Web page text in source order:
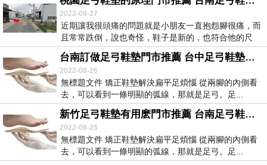
2022-08-27
近期讓我很頭痛的問題就是小朋友一直抱怨腳很痛，而
且常常跌倒，說也奇怪，鞋子是新的，也符合他的尺
寸，但...
台南訂做足弓鞋墊門市推薦 台中足弓鞋墊有用麽門市推薦 足底筋膜炎需要做手術嗎19108
2022-08-26
無標題文件 矯正鞋墊解決扁平足煩惱 從兩腳的內側看
去，可以看到一條明顯的弧線，那就是足弓。足...
新竹足弓鞋墊有用麽門市推薦 台南足弓鞋墊的原理門市推薦 腳底板痛怎麽辦足底筋膜炎62470
2022-08-25
無標題文件 矯正鞋墊解決扁平足煩惱 從兩腳的內側看
去，可以看到一條明顯的弧線，那就是足弓。足...